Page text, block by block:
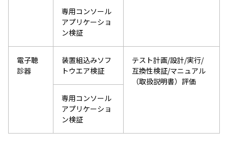
専用コンソール
アプリケーショ
ン検証
電子聴
診器
装置組込みソフ
トウエア検証
テスト計画/設計/実行/
互換性検証/マニュアル
（取扱説明書）評価
専用コンソール
アプリケーショ
ン検証